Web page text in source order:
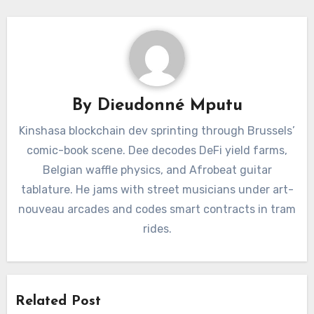
By Dieudonné Mputu
Kinshasa blockchain dev sprinting through Brussels’
comic-book scene. Dee decodes DeFi yield farms,
Belgian waffle physics, and Afrobeat guitar
tablature. He jams with street musicians under art-
nouveau arcades and codes smart contracts in tram
rides.
Related Post